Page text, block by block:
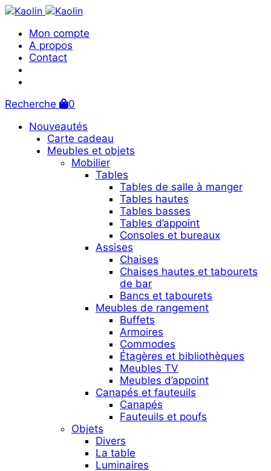
Mon compte
A propos
Contact
Recherche
0
Nouveautés
Carte cadeau
Meubles et objets
Mobilier
Tables
Tables de salle à manger
Tables hautes
Tables basses
Tables d’appoint
Consoles et bureaux
Assises
Chaises
Chaises hautes et tabourets
de bar
Bancs et tabourets
Meubles de rangement
Buffets
Armoires
Commodes
Étagères et bibliothèques
Meubles TV
Meubles d’appoint
Canapés et fauteuils
Canapés
Fauteuils et poufs
Objets
Divers
La table
Luminaires